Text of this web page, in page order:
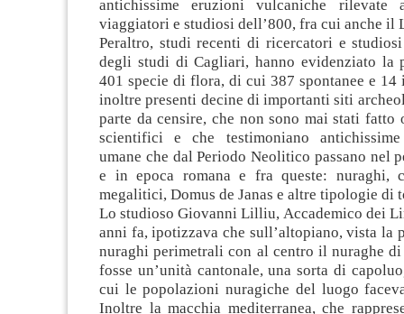
antichissime eruzioni vulcaniche rilevate
viaggiatori e studiosi dell’800, fra cui anche il
Peraltro, studi recenti di ricercatori e
degli studi di Cagliari, hanno evidenziato la
401 specie di flora, di cui 387 spontanee e 14
inoltre presenti decine di importanti siti
parte da censire, che non sono mai stati fatto
scientifici e che testimoniano antichissime
umane che dal Periodo Neolitico passano nel
e in epoca romana e fra queste: nuraghi,
megalitici, Domus de Janas e altre tipologie di
Lo studioso Giovanni Lilliu, Accademico dei
anni fa, ipotizzava che sull’altopiano, vista la
nuraghi perimetrali con al centro il nuraghe
fosse un’unità cantonale, una sorta di
cui le popolazioni nuragiche del luogo
Inoltre la macchia mediterranea, che